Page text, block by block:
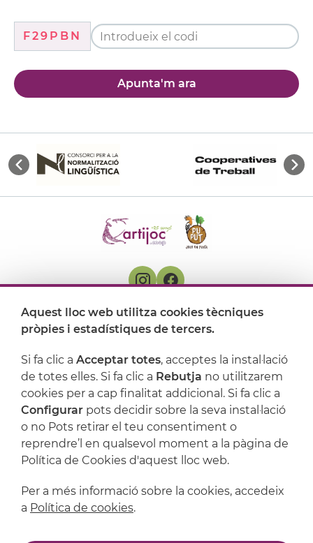
F29PBN
Apunta'm ara
On ens trobem
Suport
Aquest lloc web utilitza cookies tècniques
pròpies i estadístiques de tercers.
Si fa clic a Acceptar totes, acceptes la instal·lació
de totes elles. Si fa clic a Rebutja no utilitzarem
cookies per a cap finalitat addicional. Si fa clic a
Configurar pots decidir sobre la seva instal·lació
o no Pots retirar el teu consentiment o
reprendre’l en qualsevol moment a la pàgina de
Política de Cookies d'aquest lloc web.
Per a més informació sobre la cookies, accedeix
a Política de cookies.